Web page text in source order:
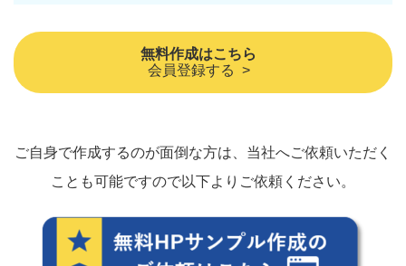
無料作成はこちら
会員登録する >
ご自身で作成するのが面倒な方は、当社へご依頼いただく
ことも可能ですので以下よりご依頼ください。